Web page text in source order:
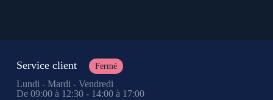
Service client Fermé
Lundi - Mardi - Vendredi
De 09:00 à 12:30 - 14:00 à 17:00